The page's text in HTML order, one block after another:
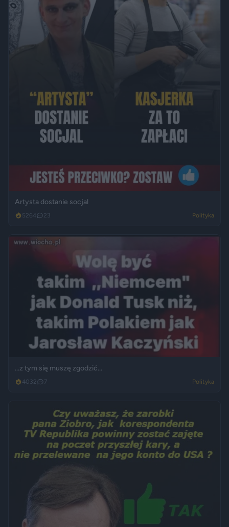
Artysta dostanie socjal
5264 23 Polityka
...z tym się muszę zgodzić...
4032 7 Polityka